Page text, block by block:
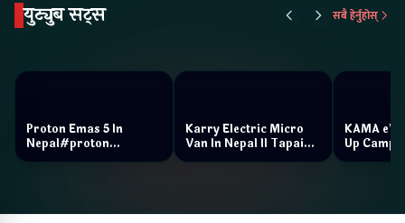
युट्युब सट्स सबै हेर्नुहोस्
Proton Emas 5 In
Nepal#proton
#protonemas5#protonnepal#evcarnepal
Karry Electric Micro
Van In Nepal II Tapaiko
Bazar II Jankari
KAMA eV
Up Camp